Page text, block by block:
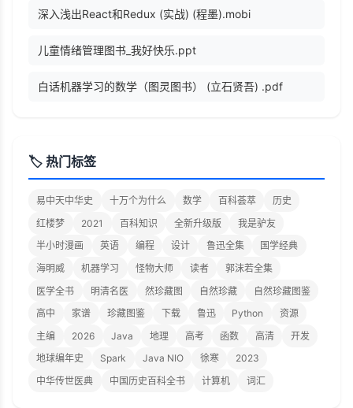
深入浅出React和Redux (实战) (程墨).mobi
儿童情绪管理图书_我好快乐.ppt
白话机器学习的数学（图灵图书） (立石贤吾) .pdf
🏷️ 热门标签
易中天中华史 十万个为什么 数学 百科荟萃
历史
红楼梦
2021 百科知识 全新升级版
我是驴友
半小时漫画
英语 编程 设计 鲁迅全集
国学经典
海明威
机器学习 怪物大师 读者
郭沫若全集
医学全书
明清名医 然珍藏图 自然珍藏
自然珍藏图鉴
高中
家谱 珍藏图鉴 下载 鲁迅 Python
资源
主编
2026 Java 地理 高考 函数 高清
开发
地球编年史
Spark Java NIO 徐寒
2023
中华传世医典
中国历史百科全书 计算机 词汇